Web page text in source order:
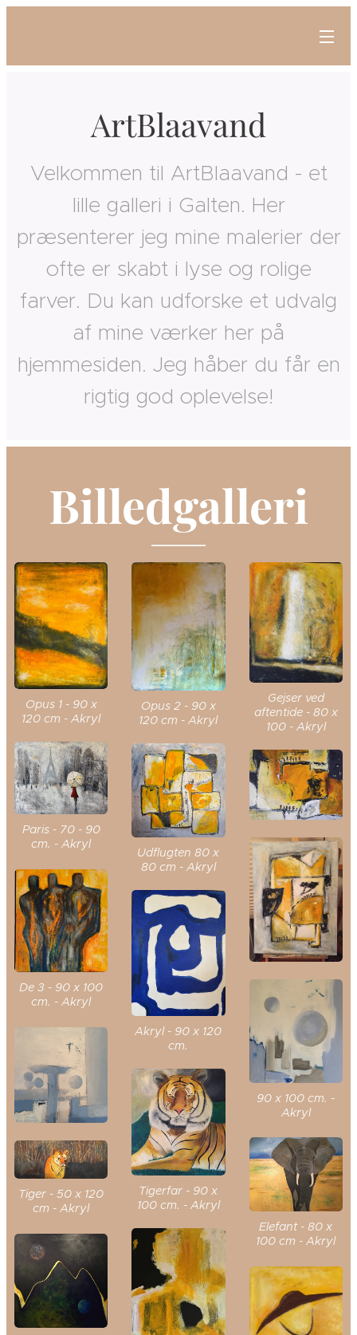
ArtBlaavand
Velkommen til ArtBlaavand - et
lille galleri i Galten. Her
præsenterer jeg mine malerier der
ofte er skabt i lyse og rolige
farver. Du kan udforske et udvalg
af mine værker her på
hjemmesiden. Jeg håber du får en
rigtig god oplevelse!
Billedgalleri
Opus 1 - 90 x
120 cm - Akryl
Opus 2 - 90 x
120 cm - Akryl
Gejser ved
aftentide - 80 x
100 - Akryl
Paris - 70 - 90
cm. - Akryl
Udflugten 80 x
80 cm - Akryl
De 3 - 90 x 100
cm. - Akryl
Akryl - 90 x 120
cm.
90 x 100 cm. -
Akryl
Tigerfar - 90 x
100 cm. - Akryl
Elefant - 80 x
100 cm - Akryl
Tiger - 50 x 120
cm - Akryl